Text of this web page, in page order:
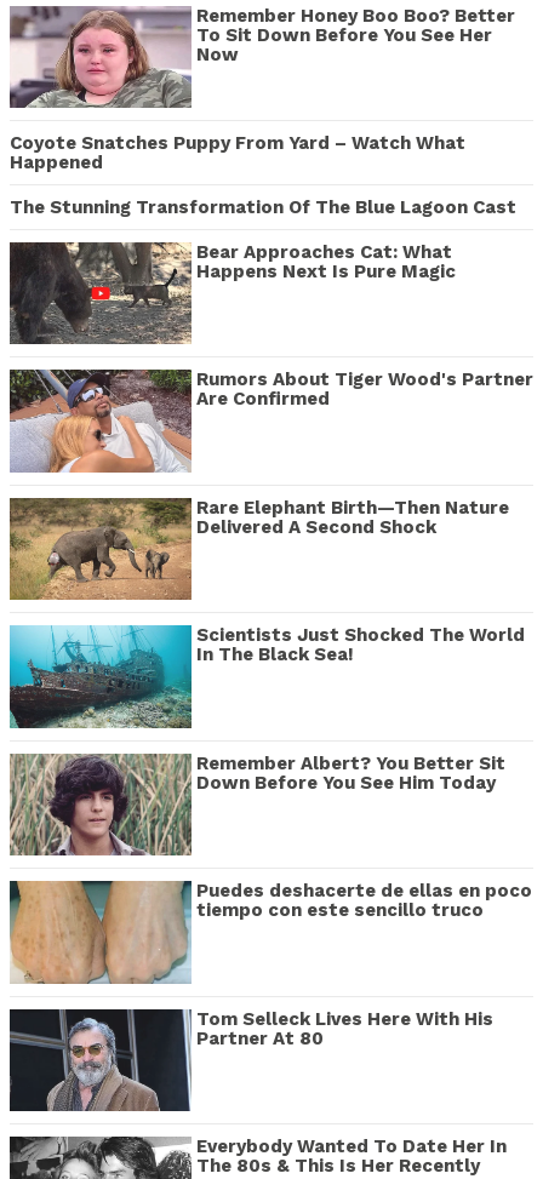
Remember Honey Boo Boo? Better
To Sit Down Before You See Her
Now
Coyote Snatches Puppy From Yard – Watch What
Happened
The Stunning Transformation Of The Blue Lagoon Cast
Bear Approaches Cat: What
Happens Next Is Pure Magic
Rumors About Tiger Wood's Partner
Are Confirmed
Rare Elephant Birth—Then Nature
Delivered A Second Shock
Scientists Just Shocked The World
In The Black Sea!
Remember Albert? You Better Sit
Down Before You See Him Today
Puedes deshacerte de ellas en poco
tiempo con este sencillo truco
Tom Selleck Lives Here With His
Partner At 80
Everybody Wanted To Date Her In
The 80s & This Is Her Recently